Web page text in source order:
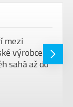
mezi
výrobce
sahá až do